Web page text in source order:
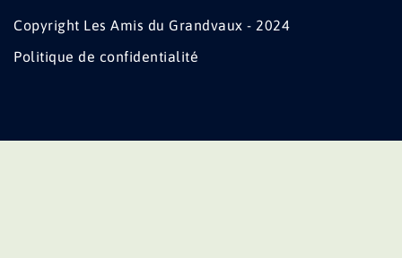
Copyright Les Amis du Grandvaux - 2024
Politique de confidentialité